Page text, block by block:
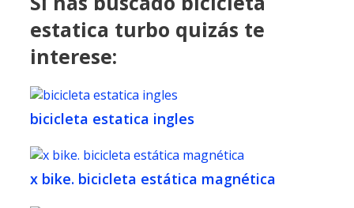
estatica turbo quizás te
interese:
bicicleta estatica ingles
x bike. bicicleta estática magnética